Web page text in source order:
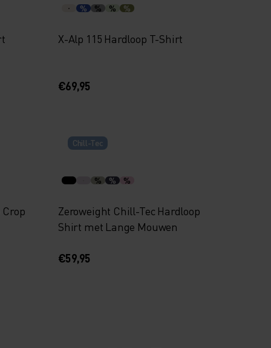
% % % %
X-Alp 115 Hardloop T-Shirt
€69,95
Chill-Tec
% % %
Zeroweight Chill-Tec Hardloop
Shirt met Lange Mouwen
€59,95